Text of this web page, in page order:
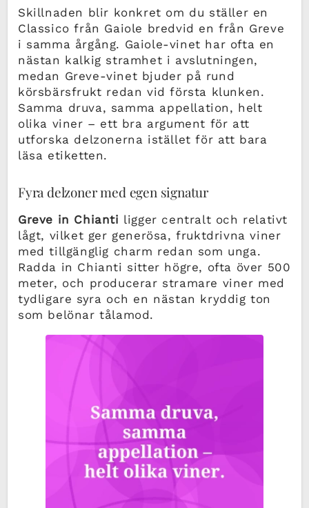
Skillnaden blir konkret om du ställer en
Classico från Gaiole bredvid en från Greve
i samma årgång. Gaiole-vinet har ofta en
nästan kalkig stramhet i avslutningen,
medan Greve-vinet bjuder på rund
körsbärsfrukt redan vid första klunken.
Samma druva, samma appellation, helt
olika viner – ett bra argument för att
utforska delzonerna istället för att bara
läsa etiketten.
Fyra delzoner med egen signatur
Greve in Chianti ligger centralt och relativt
lågt, vilket ger generösa, fruktdrivna viner
med tillgänglig charm redan som unga.
Radda in Chianti sitter högre, ofta över 500
meter, och producerar stramare viner med
tydligare syra och en nästan kryddig ton
som belönar tålamod.